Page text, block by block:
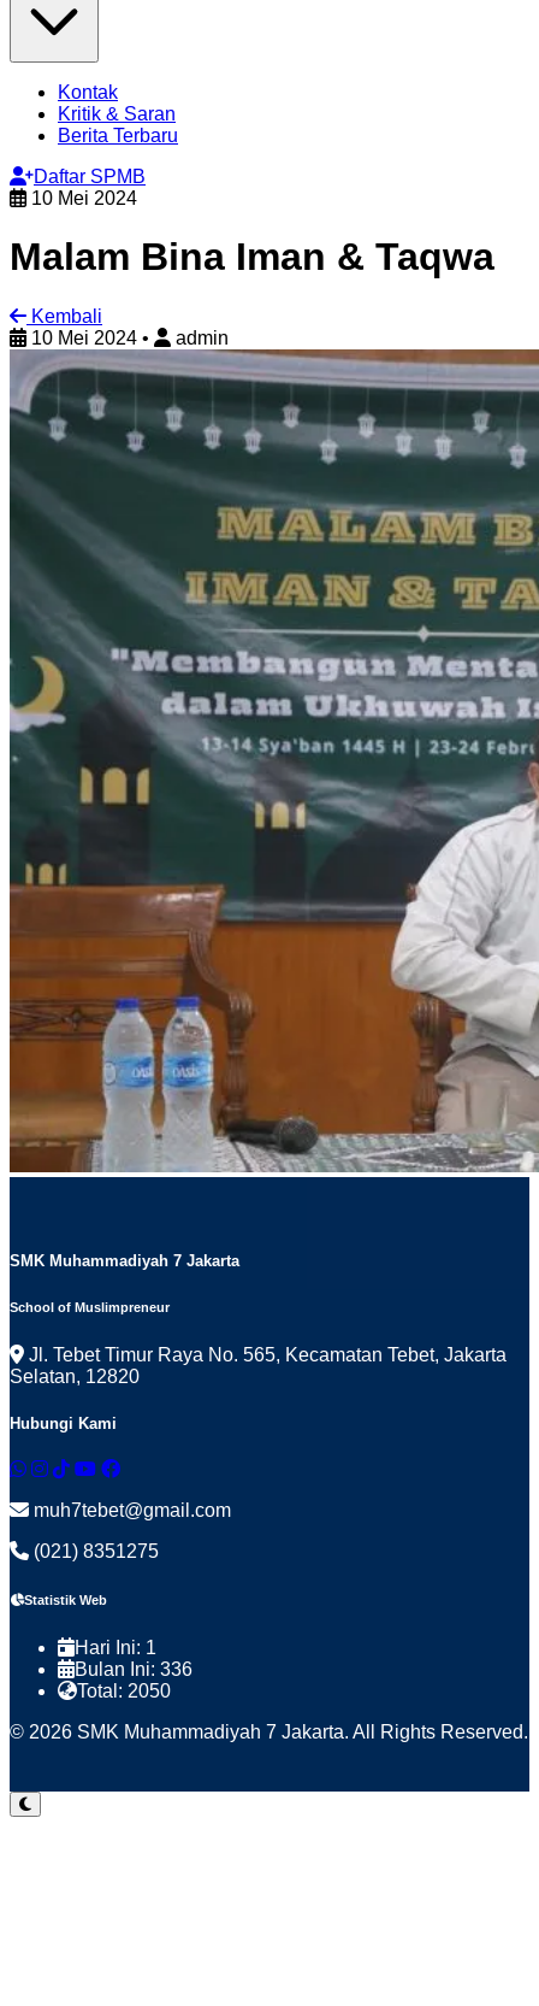
Kontak
Kritik & Saran
Berita Terbaru
Daftar SPMB
10 Mei 2024
Malam Bina Iman & Taqwa
Kembali
10 Mei 2024 • admin
SMK Muhammadiyah 7 Jakarta
School of Muslimpreneur
Jl. Tebet Timur Raya No. 565, Kecamatan Tebet, Jakarta
Selatan, 12820
Hubungi Kami
muh7tebet@gmail.com
(021) 8351275
Statistik Web
Hari Ini: 1
Bulan Ini: 336
Total: 2050
© 2026 SMK Muhammadiyah 7 Jakarta. All Rights Reserved.